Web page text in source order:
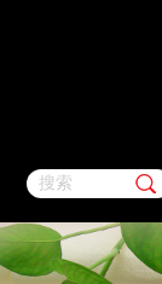
搜索